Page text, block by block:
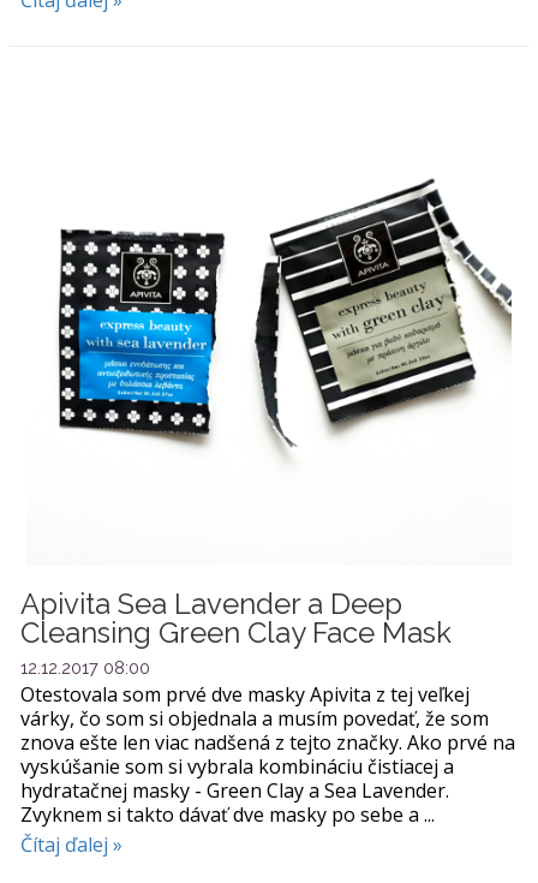
Apivita Sea Lavender a Deep
Cleansing Green Clay Face Mask
12.12.2017 08:00
Otestovala som prvé dve masky Apivita z tej veľkej
várky, čo som si objednala a musím povedať, že som
znova ešte len viac nadšená z tejto značky. Ako prvé na
vyskúšanie som si vybrala kombináciu čistiacej a
hydratačnej masky - Green Clay a Sea Lavender.
Zvyknem si takto dávať dve masky po sebe a ...
Čítaj ďalej »